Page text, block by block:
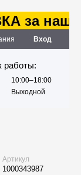
за наш
Вход
работы:
10:00–18:00
Выходной
Артикул
1000343987